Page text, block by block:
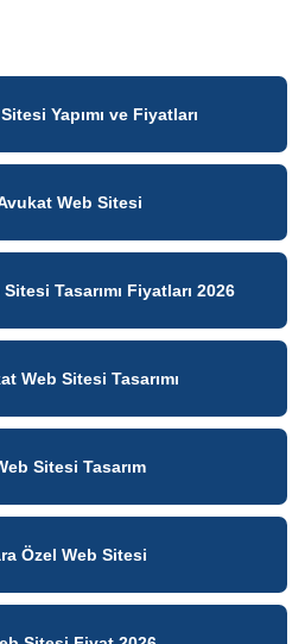
Yapımı ve Fiyatları
Web Sitesi
Tasarımı Fiyatları 2026
Web Sitesi Tasarımı
Sitesi Tasarım
Özel Web Sitesi